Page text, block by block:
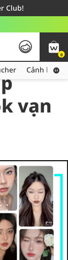
Club!
249,000Đ
Hồ Chí Minh
0
Cảnh báo
vạn